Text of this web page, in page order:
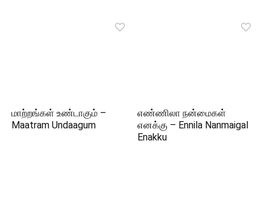
மாற்றங்கள் உண்டாகும் –
Maatram Undaagum
எண்ணிலா நன்மைகள்
எனக்கு – Ennila Nanmaigal
Enakku